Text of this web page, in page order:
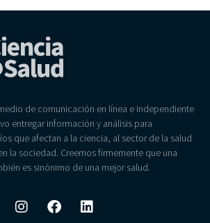
de comunicación en línea e independiente
entregar información y análisis para
que afectan a la ciencia, al sector de la salud
la sociedad. Creemos firmemente que una
es sinónimo de una mejor salud.